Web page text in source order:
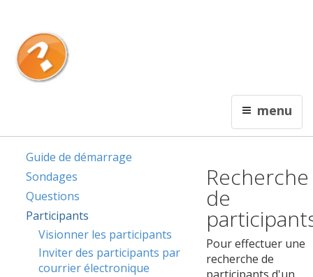
menu
Guide de démarrage
Sondages
Questions
Participants
Visionner les participants
Inviter des participants par
courrier électronique
Recherche
de
Pour effectuer une
recherche de